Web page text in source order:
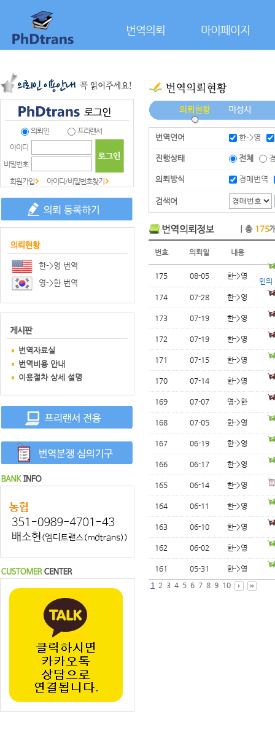
번역의뢰 마이페이지
의뢰인
프리랜서
아이디
비밀번호
회원가입
아이디/비밀번호찾기
한->영 번역
영->한 번역
번역자료실
번역비용 안내
이용절차 상세 설명
번역언어 한->영
진행상태 전체
의뢰방식 경매번역
검색어
｜총 175
번호 의뢰일 내용
175 08-05 한->영
인의
174
07-28 한->영
173 07-19 한->영
172 07-19 한->영
171 07-15 한->영
170 07-14 한->영
169 07-07 영->한
168 07-05 한->영
167 06-19 한->영
166 06-17 한->영
165 06-14 한->영
164 06-11 한->영
163 06-10 한->영
162 06-02 한->영
161 05-31
한->영
1
2 3 4 5 6 7 8 9 10